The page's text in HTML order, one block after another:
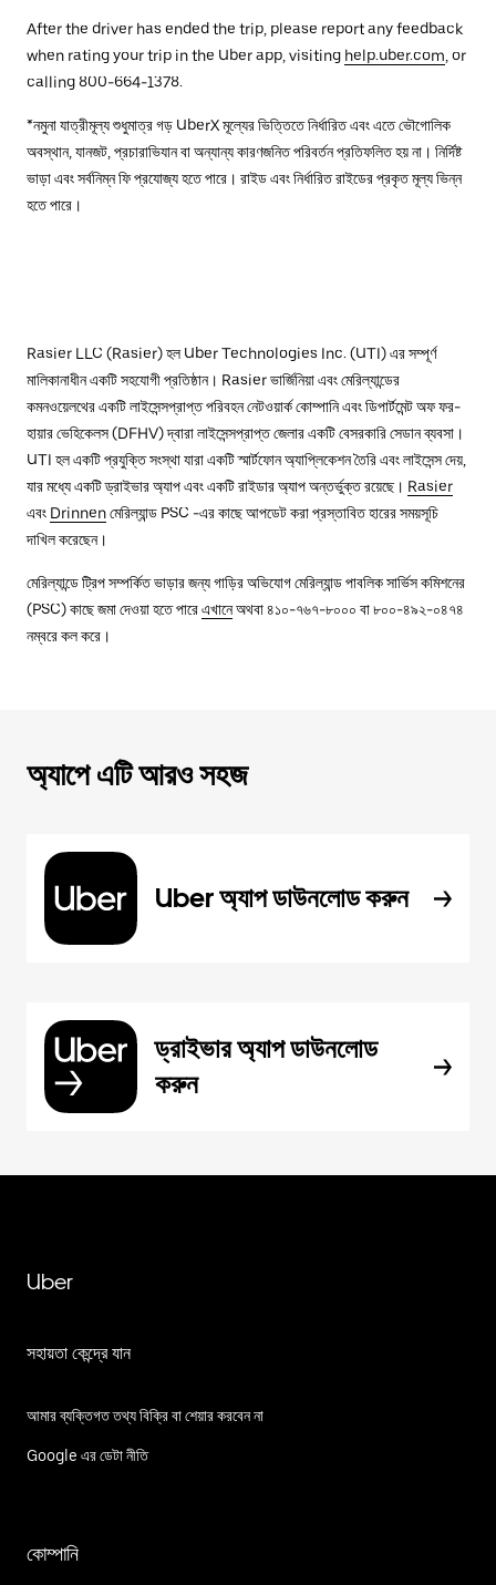
After the driver has ended the trip, please report any feedback
when rating your trip in the Uber app, visiting help.uber.com , or
calling 800-664-1378.
*নমুনা যাত্রীমূল্য শুধুমাত্র গড় UberX মূল্যের ভিত্তিতে নির্ধারিত এবং এতে ভৌগোলিক
অবস্থান, যানজট, প্রচারাভিযান বা অন্যান্য কারণজনিত পরিবর্তন প্রতিফলিত হয় না। নির্দিষ্ট
ভাড়া এবং সর্বনিম্ন ফি প্রযোজ্য হতে পারে। রাইড এবং নির্ধারিত রাইডের প্রকৃত মূল্য ভিন্ন
হতে পারে।
Rasier LLC (Rasier) হল Uber Technologies Inc. (UTI) এর সম্পূর্ণ
মালিকানাধীন একটি সহযোগী প্রতিষ্ঠান। Rasier ভার্জিনিয়া এবং মেরিল্যান্ডের
কমনওয়েলথের একটি লাইসেন্সপ্রাপ্ত পরিবহন নেটওয়ার্ক কোম্পানি এবং ডিপার্টমেন্ট অফ ফর-
হায়ার ভেহিকেলস (DFHV) দ্বারা লাইসেন্সপ্রাপ্ত জেলার একটি বেসরকারি সেডান ব্যবসা।
UTI হল একটি প্রযুক্তি সংস্থা যারা একটি স্মার্টফোন অ্যাপ্লিকেশন তৈরি এবং লাইসেন্স দেয়,
যার মধ্যে একটি ড্রাইভার অ্যাপ এবং একটি রাইডার অ্যাপ অন্তর্ভুক্ত রয়েছে। Rasier
এবং Drinnenমেরিল্যান্ড PSC -এর কাছে আপডেট করা প্রস্তাবিত হারের সময়সূচি
দাখিল করেছেন।
মেরিল্যান্ডে ট্রিপ সম্পর্কিত ভাড়ার জন্য গাড়ির অভিযোগ মেরিল্যান্ড পাবলিক সার্ভিস কমিশনের
(PSC) কাছে জমা দেওয়া হতে পারেএখানেঅথবা ৪১০-৭৬৭-৮০০০ বা ৮০০-৪৯২-০৪৭৪
নম্বরে কল করে।
অ্যাপে এটি আরও সহজ
Uber অ্যাপ ডাউনলোড করুন
ড্রাইভার অ্যাপ ডাউনলোড
করুন
Uber
সহায়তা কেন্দ্রে যান
আমার ব্যক্তিগত তথ্য বিক্রি বা শেয়ার করবেন না
Google এর ডেটা নীতি
কোম্পানি